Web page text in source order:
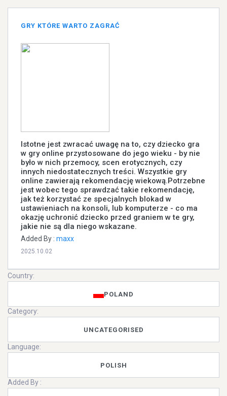
GRY KTÓRE WARTO ZAGRAĆ
Istotne jest zwracać uwagę na to, czy dziecko gra
w gry online przystosowane do jego wieku - by nie
było w nich przemocy, scen erotycznych, czy
innych niedostatecznych treści. Wszystkie gry
online zawierają rekomendację wiekową.Potrzebne
jest wobec tego sprawdzać takie rekomendację,
jak też korzystać ze specjalnych blokad w
ustawieniach na konsoli, lub komputerze - co ma
okazję uchronić dziecko przed graniem w te gry,
jakie nie są dla niego wskazane.
Added By : maxx
2025.10.02
Country:
POLAND
Category:
UNCATEGORISED
Language:
POLISH
Added By :